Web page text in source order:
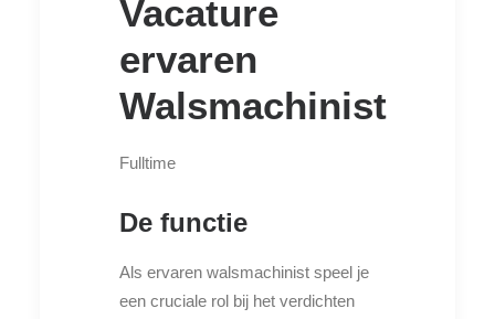
Vacature
ervaren
Walsmachinist
Fulltime
De functie
Als ervaren walsmachinist speel je
een cruciale rol bij het verdichten